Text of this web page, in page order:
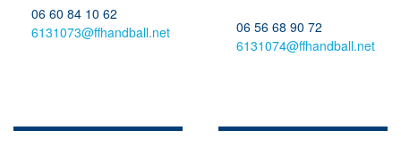
06 60 84 10 62
6131073@ffhandball.net
06 56 68 90 72
6131074@ffhandball.net